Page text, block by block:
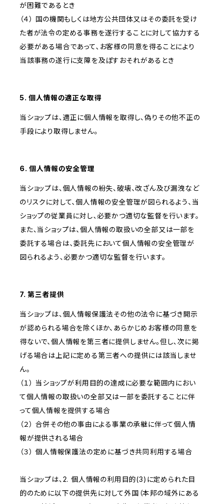
が困難であるとき
（４） 国の機関もしくは地方公共団体又はその委託を受け
た者が法令の定める事務を遂行することに対して協力する
必要がある場合であって、お客様の同意を得ることにより
当該事務の遂行に支障を及ぼすおそれがあるとき
5. 個人情報の適正な取得
当ショップは、適正に個人情報を取得し、偽りその他不正の
手段により取得しません。
6. 個人情報の安全管理
当ショップは、個人情報の紛失、破壊、改ざん及び漏洩など
のリスクに対して、個人情報の安全管理が図られるよう、当
ショップの従業員に対し、必要かつ適切な監督を行います。
また、当ショップは、個人情報の取扱いの全部又は一部を
委託する場合は、委託先において個人情報の安全管理が
図られるよう、必要かつ適切な監督を行います。
7. 第三者提供
当ショップは、個人情報保護法その他の法令に基づき開示
が認められる場合を除くほか、あらかじめお客様の同意を
得ないで、個人情報を第三者に提供しません。但し、次に掲
げる場合は上記に定める第三者への提供には該当しませ
ん。
（１） 当ショップが利用目的の達成に必要な範囲内におい
て個人情報の取扱いの全部又は一部を委託することに伴
って個人情報を提供する場合
（２） 合併その他の事由による事業の承継に伴って個人情
報が提供される場合
（３） 個人情報保護法の定めに基づき共同利用する場合
当ショップは、2. 個人情報の利用目的(3)に定められた目
的のために以下の提供先に対して外国（本邦の域外にある